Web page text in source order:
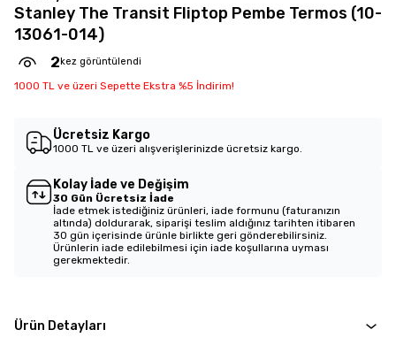
Stanley The Transit Fliptop Pembe Termos (10-
13061-014)
2 kez görüntülendi
1000 TL ve üzeri Sepette Ekstra %5 İndirim!
Ücretsiz Kargo
1000 TL ve üzeri alışverişlerinizde ücretsiz kargo.
Kolay İade ve Değişim
30 Gün Ücretsiz İade
İade etmek istediğiniz ürünleri, iade formunu (faturanızın
altında) doldurarak, siparişi teslim aldığınız tarihten itibaren
30 gün içerisinde ürünle birlikte geri gönderebilirsiniz.
Ürünlerin iade edilebilmesi için iade koşullarına uyması
gerekmektedir.
Ürün Detayları